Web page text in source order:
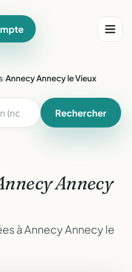
›Annecy Annecy le Vieux
Rechercher
Annecy
à Annecy Annecy le